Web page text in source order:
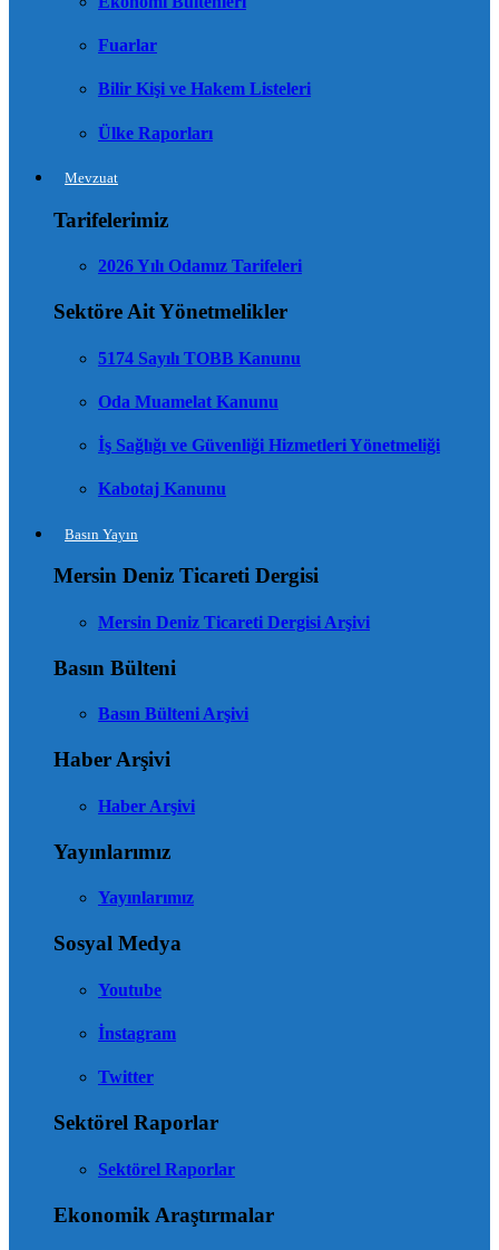
Fuarlar
Bilir Kişi ve Hakem Listeleri
Ülke Raporları
Mevzuat
Tarifelerimiz
2026 Yılı Odamız Tarifeleri
Sektöre Ait Yönetmelikler
5174 Sayılı TOBB Kanunu
Oda Muamelat Kanunu
İş Sağlığı ve Güvenliği Hizmetleri Yönetmeliği
Kabotaj Kanunu
Basın Yayın
Mersin Deniz Ticareti Dergisi
Mersin Deniz Ticareti Dergisi Arşivi
Basın Bülteni
Basın Bülteni Arşivi
Haber Arşivi
Haber Arşivi
Yayınlarımız
Yayınlarımız
Sosyal Medya
Youtube
İnstagram
Twitter
Sektörel Raporlar
Sektörel Raporlar
Ekonomik Araştırmalar